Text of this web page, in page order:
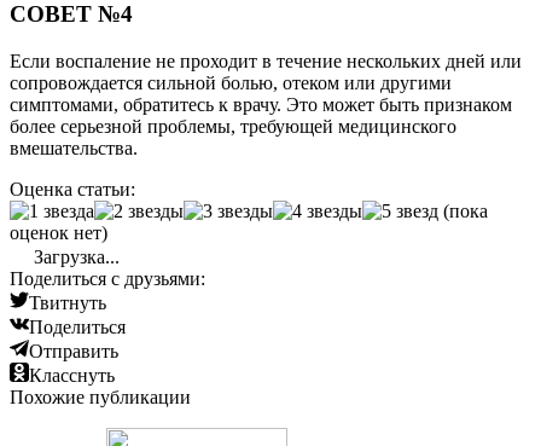
СОВЕТ №4
Если воспаление не проходит в течение нескольких дней или
сопровождается сильной болью, отеком или другими
симптомами, обратитесь к врачу. Это может быть признаком
более серьезной проблемы, требующей медицинского
вмешательства.
Оценка статьи:
(пока
оценок нет)
Загрузка...
Поделиться с друзьями:
Твитнуть
Поделиться
Отправить
Класснуть
Похожие публикации